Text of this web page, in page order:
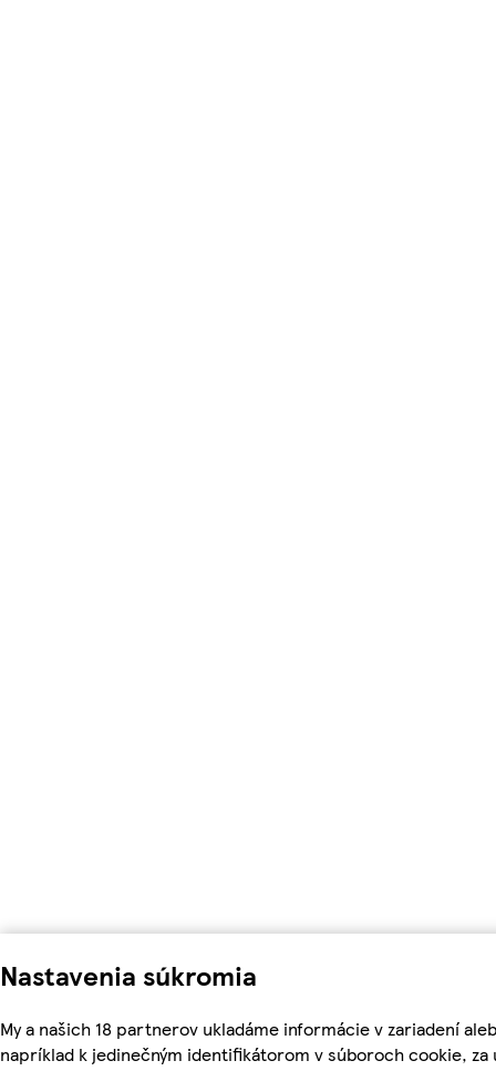
Nastavenia súkromia
My a našich 18 partnerov ukladáme informácie v zariadení
napríklad k jedinečným identifikátorom v súboroch cookie,